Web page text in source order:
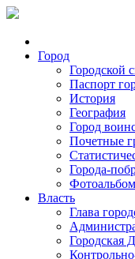
Город
Городской
Паспорт
История
География
Город
Почетные
Города-
Фотоальбом
Власть
Глава
Городская